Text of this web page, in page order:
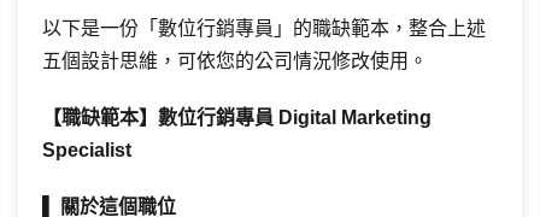
以下是一份「數位行銷專員」的職缺範本，整合上述
五個設計思維，可依您的公司情況修改使用。
【職缺範本】數位行銷專員 Digital Marketing
Specialist
關於這個職位